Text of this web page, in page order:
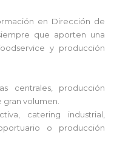
en Dirección de
que aporten una
y producción
centrales, producción
volumen.
catering industrial,
o producción